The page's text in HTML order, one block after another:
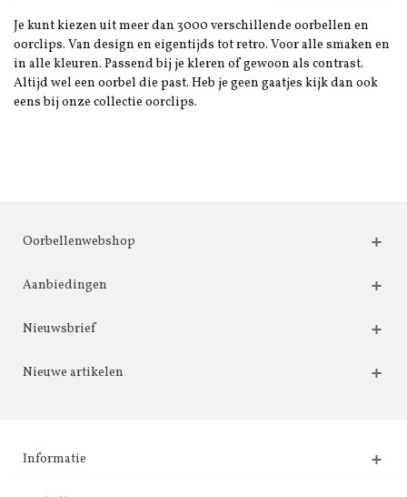
Je kunt kiezen uit meer dan 3000 verschillende oorbellen en
oorclips. Van design en eigentijds tot retro. Voor alle smaken en
in alle kleuren. Passend bij je kleren of gewoon als contrast.
Altijd wel een oorbel die past. Heb je geen gaatjes kijk dan ook
eens bij onze collectie oorclips.
Oorbellenwebshop
Aanbiedingen
Nieuwsbrief
Nieuwe artikelen
Informatie